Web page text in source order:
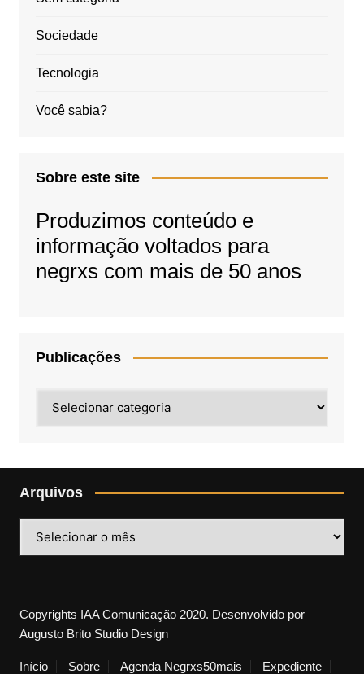
Sociedade
Tecnologia
Você sabia?
Sobre este site
Produzimos conteúdo e
informação voltados para
negrxs com mais de 50 anos
Publicações
Arquivos
Copyrights IAA Comunicação 2020. Desenvolvido por
Augusto Brito Studio Design
Início Sobre Agenda Negrxs50mais Expediente